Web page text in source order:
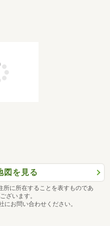
図を見る
所に所在することを表すものであ
ざいます。
お問い合わせください。